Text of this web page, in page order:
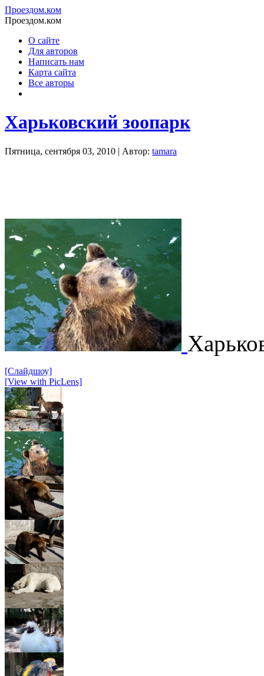
Проездом.ком
Проездом.ком
О сайте
Для авторов
Написать нам
Карта сайта
Все авторы
Харьковский зоопарк
Пятница, сентября 03, 2010 | Автор: tamara
[Слайдшоу]
[View with PicLens]